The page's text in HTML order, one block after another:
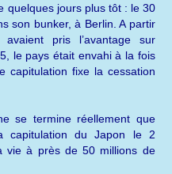
quelques jours plus tôt : le 30
son bunker, à Berlin. A partir
pris l’avantage sur
le pays était envahi à la fois
capitulation fixe la cessation
se termine réellement que
capitulation du Japon le 2
vie à près de 50 millions de